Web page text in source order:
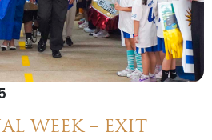
WEEK – EXIT